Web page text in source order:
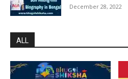
December 28, 2022
ALL